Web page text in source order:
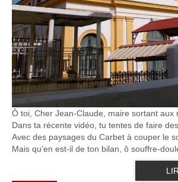
Ô toi, Cher Jean-Claude, maire sortant aux
Dans ta récente vidéo, tu tentes de faire
Avec des paysages du Carbet à couper le
Mais qu’en est-il de ton bilan, ô souffre-